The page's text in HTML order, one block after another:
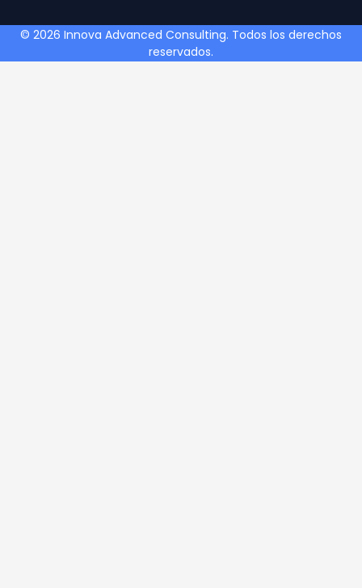
© 2026 Innova Advanced Consulting. Todos los derechos
reservados.